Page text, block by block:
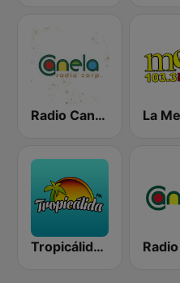
Radio Canela Quito
Tropicálida FM